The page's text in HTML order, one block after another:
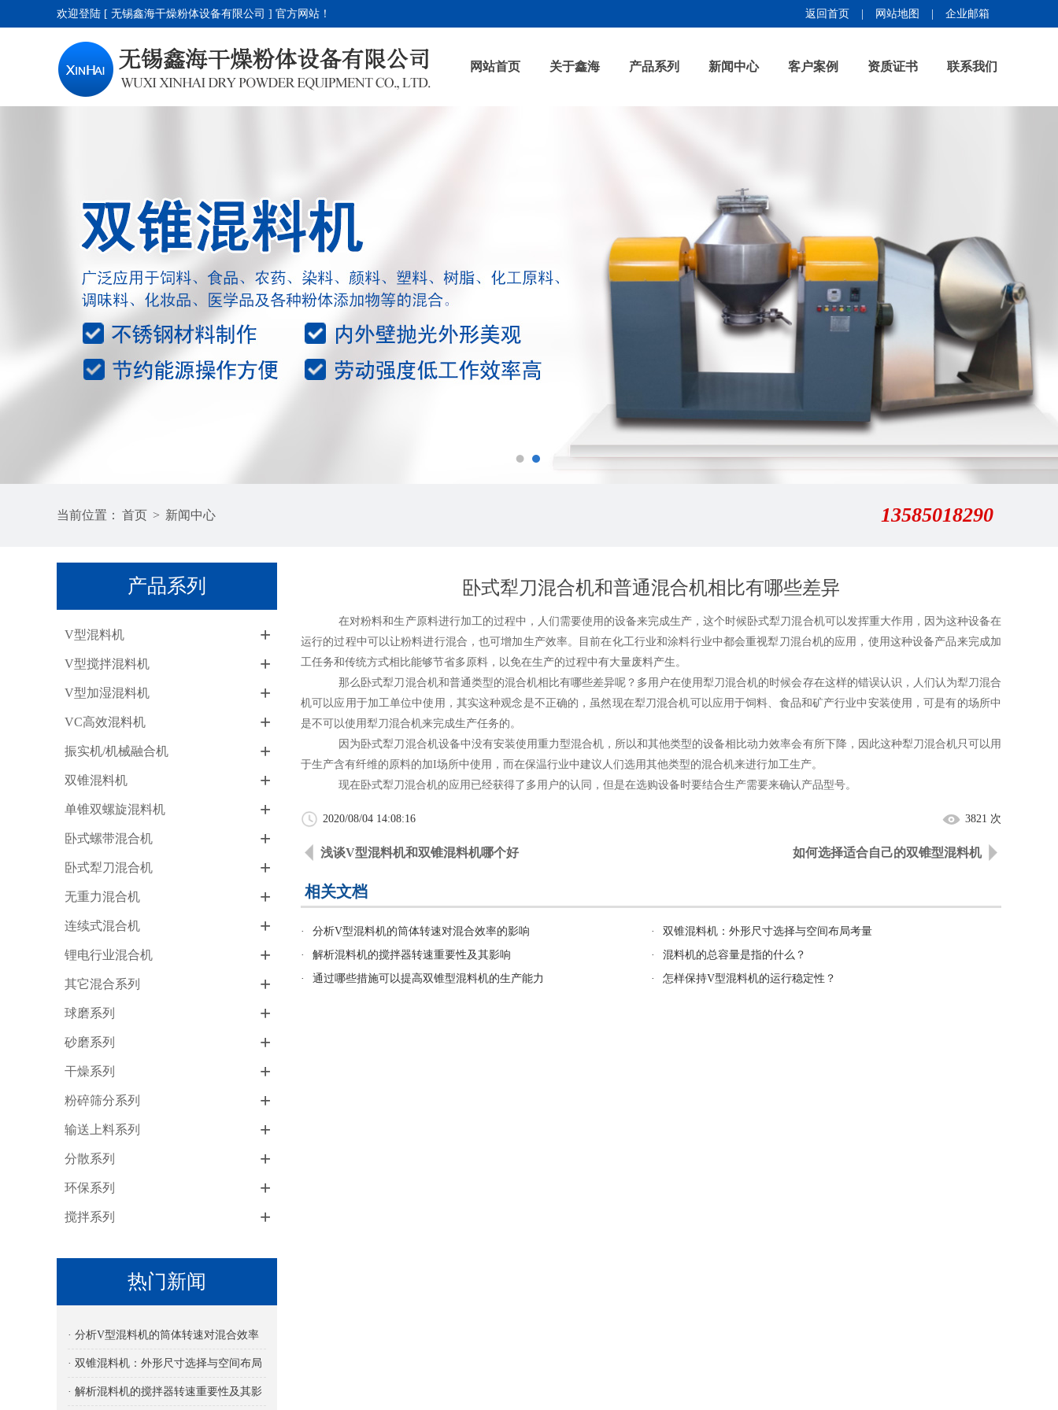
欢迎登陆 [ 无锡鑫海干燥粉体设备有限公司 ] 官方网站！ 返回首页 网站地图 企业邮箱
网站首页 关于鑫海 产品系列 新闻中心 客户案例 资质证书 联系我们
13585018290
当前位置： 首页 > 新闻中心
产品系列
V型混料机 +
V型搅拌混料机 +
V型加湿混料机 +
VC高效混料机 +
振实机/机械融合机 +
双锥混料机 +
单锥双螺旋混料机 +
卧式螺带混合机 +
卧式犁刀混合机 +
无重力混合机 +
连续式混合机 +
锂电行业混合机 +
其它混合系列 +
球磨系列 +
砂磨系列 +
干燥系列 +
粉碎筛分系列 +
输送上料系列 +
分散系列 +
环保系列 +
搅拌系列 +
热门新闻
· 分析V型混料机的筒体转速对混合效率
的影响
· 双锥混料机：外形尺寸选择与空间布局
考量
· 解析混料机的搅拌器转速重要性及其影
卧式犁刀混合机和普通混合机相比有哪些差异
在对粉料和生产原料进行加工的过程中，人们需要使用的设备来完成生产，这个时候卧式犁刀混合机可以发挥重大作用，因为这种设备在
运行的过程中可以让粉料进行混合，也可增加生产效率。目前在化工行业和涂料行业中都会重视犁刀混台机的应用，使用这种设备产品来完成加
工任务和传统方式相比能够节省多原料，以免在生产的过程中有大量废料产生。
那么卧式犁刀混合机和普通类型的混合机相比有哪些差异呢？多用户在使用犁刀混合机的时候会存在这样的错误认识，人们认为犁刀混合
机可以应用于加工单位中使用，其实这种观念是不正确的，虽然现在犁刀混合机可以应用于饲料、食品和矿产行业中安装使用，可是有的场所中
是不可以使用犁刀混合机来完成生产任务的。
因为卧式犁刀混合机设备中没有安装使用重力型混合机，所以和其他类型的设备相比动力效率会有所下降，因此这种犁刀混合机只可以用
于生产含有纤维的原料的加I场所中使用，而在保温行业中建议人们选用其他类型的混合机来进行加工生产。
现在卧式犁刀混合机的应用已经获得了多用户的认同，但是在选购设备时要结合生产需要来确认产品型号。
2020/08/04 14:08:16 3821 次
浅谈V型混料机和双锥混料机哪个好 如何选择适合自己的双锥型混料机
相关文档
· 分析V型混料机的筒体转速对混合效率的影响 ·
双锥混料机：外形尺寸选择与空间布局考量
·
解析混料机的搅拌器转速重要性及其影响 ·
混料机的总容量是指的什么？
·
通过哪些措施可以提高双锥型混料机的生产能力 · 怎样保持V型混料机的运行稳定性？